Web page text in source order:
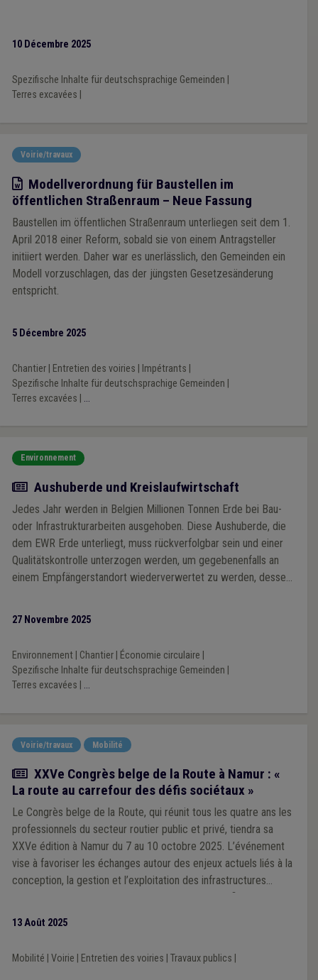
10 Décembre 2025
Spezifische Inhalte für deutschsprachige Gemeinden
Terres excavées
Voirie/travaux
Modèle
Modellverordnung für Baustellen im
öffentlichen Straßenraum – Neue Fassung
Baustellen im öffentlichen Straßenraum unterliegen seit dem 1.
April 2018 einer Reform, sobald sie von einem Antragsteller
initiiert werden. Daher war es unerlässlich, den Gemeinden ein
Modell vorzuschlagen, das der jüngsten Gesetzesänderung
entspricht.
5 Décembre 2025
Chantier| Entretien des voiries Impétrants
Spezifische Inhalte für deutschsprachige Gemeinden
Terres excavées
...
Environnement
Article
Aushuberde und Kreislaufwirtschaft
Jedes Jahr werden in Belgien Millionen Tonnen Erde bei Bau-
oder Infrastrukturarbeiten ausgehoben. Diese Aushuberde, die
dem EWR Erde unterliegt, muss rückverfolgbar sein und einer
Qualitätskontrolle unterzogen werden, um gegebenenfalls an
einem Empfängerstandort wiederverwertet zu werden, dessen
27 Novembre 2025
Environnement| Chantier| Économie circulaire
Spezifische Inhalte für deutschsprachige Gemeinden
Terres excavées
...
Voirie/travaux Mobilité
Actualité
XXVe Congrès belge de la Route à Namur : «
La route au carrefour des défis sociétaux »
Le Congrès belge de la Route, qui réunit tous les quatre ans les
professionnels du secteur routier public et privé, tiendra sa
XXVe édition à Namur du 7 au 10 octobre 2025. L’événement
vise à favoriser les échanges autour des enjeux actuels liés à la
conception, la gestion et l’exploitation des infrastructures
13 Août 2025
Mobilité Voirie Entretien des voiries Travaux publics